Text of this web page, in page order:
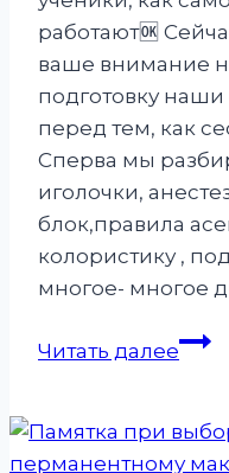
работают🆗️
ваше внимание
подготовку
перед тем, как
Сперва мы
иголочки,
блок,правила
колористику ,
многое- многое
Читать далееО